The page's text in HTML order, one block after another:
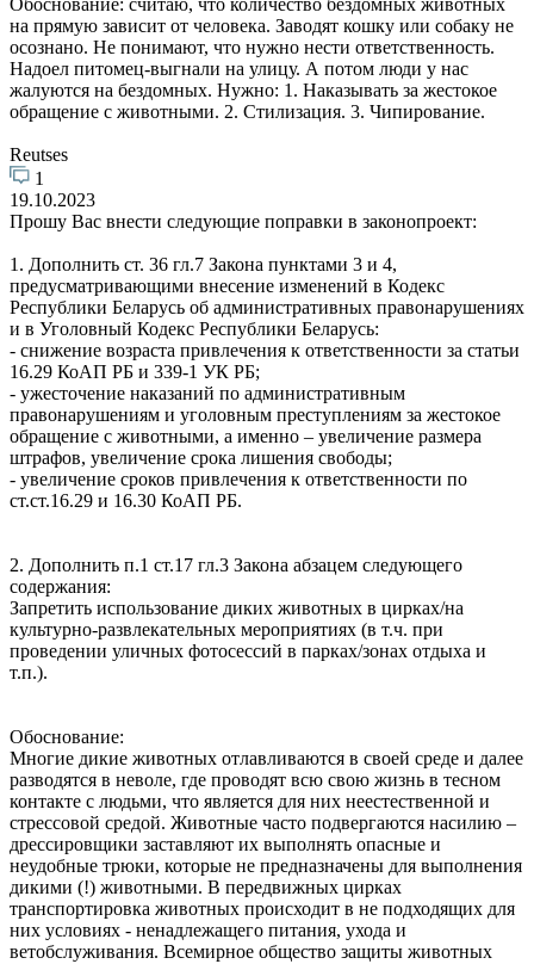
на прямую зависит от человека. Заводят кошку или собаку не
осознано. Не понимают, что нужно нести ответственность.
Надоел питомец-выгнали на улицу. А потом люди у нас
жалуются на бездомных. Нужно: 1. Наказывать за жестокое
обращение с животными. 2. Стилизация. 3. Чипирование.
Reutses
1
19.10.2023
Прошу Вас внести следующие поправки в законопроект:
1. Дополнить ст. 36 гл.7 Закона пунктами 3 и 4,
предусматривающими внесение изменений в Кодекс
Республики Беларусь об административных правонарушениях
и в Уголовный Кодекс Республики Беларусь:
- снижение возраста привлечения к ответственности за статьи
16.29 КоАП РБ и 339-1 УК РБ;
- ужесточение наказаний по административным
правонарушениям и уголовным преступлениям за жестокое
обращение с животными, а именно – увеличение размера
штрафов, увеличение срока лишения свободы;
- увеличение сроков привлечения к ответственности по
ст.ст.16.29 и 16.30 КоАП РБ.
2. Дополнить п.1 ст.17 гл.3 Закона абзацем следующего
содержания:
Запретить использование диких животных в цирках/на
культурно-развлекательных мероприятиях (в т.ч. при
проведении уличных фотосессий в парках/зонах отдыха и
т.п.).
Обоснование:
Многие дикие животных отлавливаются в своей среде и далее
разводятся в неволе, где проводят всю свою жизнь в тесном
контакте с людьми, что является для них неестественной и
стрессовой средой. Животные часто подвергаются насилию –
дрессировщики заставляют их выполнять опасные и
неудобные трюки, которые не предназначены для выполнения
дикими (!) животными. В передвижных цирках
транспортировка животных происходит в не подходящих для
них условиях - ненадлежащего питания, ухода и
ветобслуживания. Всемирное общество защиты животных